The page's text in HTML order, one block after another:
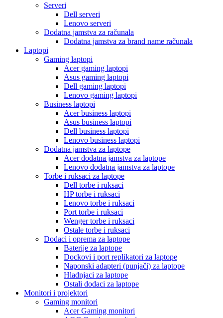
Serveri
Dell serveri
Lenovo serveri
Dodatna jamstva za računala
Dodatna jamstva za brand name računala
Laptopi
Gaming laptopi
Acer gaming laptopi
Asus gaming laptopi
Dell gaming laptopi
Lenovo gaming laptopi
Business laptopi
Acer business laptopi
Asus business laptopi
Dell business laptopi
Lenovo business laptopi
Dodatna jamstva za laptope
Acer dodatna jamstva za laptope
Lenovo dodatna jamstva za laptope
Torbe i ruksaci za laptope
Dell torbe i ruksaci
HP torbe i ruksaci
Lenovo torbe i ruksaci
Port torbe i ruksaci
Wenger torbe i ruksaci
Ostale torbe i ruksaci
Dodaci i oprema za laptope
Baterije za laptope
Dockovi i port replikatori za laptope
Naponski adapteri (punjači) za laptope
Hladnjaci za laptope
Ostali dodaci za laptope
Monitori i projektori
Gaming monitori
Acer Gaming monitori